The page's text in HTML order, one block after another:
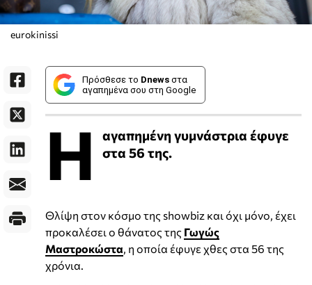
eurokinissi
Πρόσθεσε το Dnews στα
αγαπημένα σου στη Google
Η
αγαπημένη γυμνάστρια έφυγε
στα 56 της.
Θλίψη στον κόσμο της showbiz και όχι μόνο, έχει
προκαλέσει ο θάνατος της Γωγώς
Μαστροκώστα, η οποία έφυγε χθες στα 56 της
χρόνια.